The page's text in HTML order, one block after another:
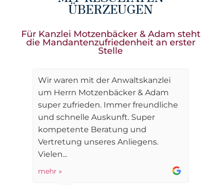
ÜBERZEUGEN
Für Kanzlei Motzenbäcker & Adam steht
die Mandantenzufriedenheit an erster
Stelle
Wir waren mit der Anwaltskanzlei
um Herrn Motzenbäcker & Adam
super zufrieden. Immer freundliche
und schnelle Auskunft. Super
kompetente Beratung und
Vertretung unseres Anliegens.
Vielen...
mehr »